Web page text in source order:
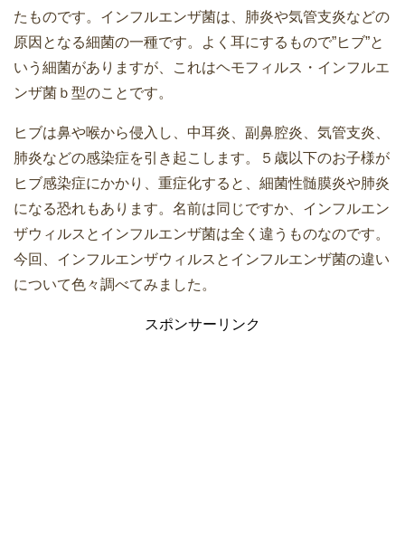
たものです。インフルエンザ菌は、肺炎や気管支炎などの
原因となる細菌の一種です。よく耳にするもので”ヒブ”と
いう細菌がありますが、これはヘモフィルス・インフルエ
ンザ菌ｂ型のことです。
ヒブは鼻や喉から侵入し、中耳炎、副鼻腔炎、気管支炎、
肺炎などの感染症を引き起こします。５歳以下のお子様が
ヒブ感染症にかかり、重症化すると、細菌性髄膜炎や肺炎
になる恐れもあります。名前は同じですか、インフルエン
ザウィルスとインフルエンザ菌は全く違うものなのです。
今回、インフルエンザウィルスとインフルエンザ菌の違い
について色々調べてみました。
スポンサーリンク